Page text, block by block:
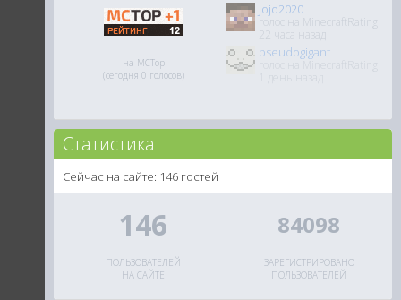
Jojo2020
голос на MinecraftRating
22 часа назад
pseudogigant
на MCTop
(сегодня 0 голосов)
Статистика
Сейчас на сайте: 146 гостей
84098
ЗАРЕГИСТРИРОВАНО
ПОЛЬЗОВАТЕЛЕЙ
146
ПОЛЬЗОВАТЕЛЕЙ
НА САЙТЕ